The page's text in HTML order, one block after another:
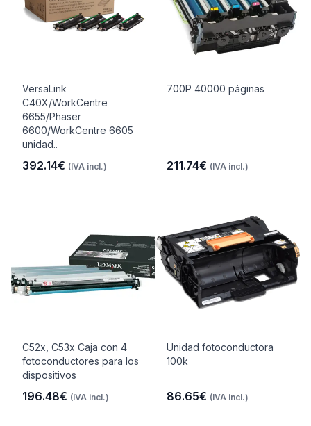
VersaLink
C40X/WorkCentre
6655/Phaser
6600/WorkCentre 6605
unidad..
392.14€ (IVA incl.)
700P 40000 páginas
211.74€ (IVA incl.)
C52x, C53x Caja con 4
fotoconductores para los
dispositivos
196.48€ (IVA incl.)
Unidad fotoconductora
100k
86.65€ (IVA incl.)